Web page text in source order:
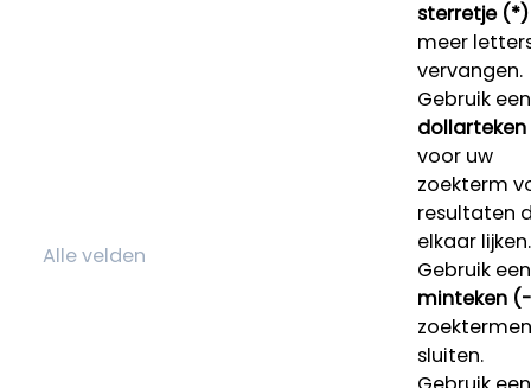
sterretje (*)
meer
vervangen.
Gebruik een
voor uw
zoekterm
resultaten
elkaar lijken.
Gebruik een
minteken
sluiten.